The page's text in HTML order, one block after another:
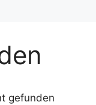
gefunden